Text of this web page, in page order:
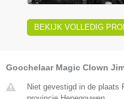
BEKIJK VOLLEDIG
Goochelaar Magic Clown
Niet gevestigd in de plaats